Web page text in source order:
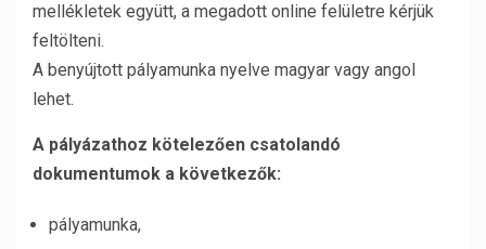
mellékletek együtt, a megadott online felületre kérjük
feltölteni.
A benyújtott pályamunka nyelve magyar vagy angol
lehet.
A pályázathoz kötelezően csatolandó
dokumentumok a következők:
pályamunka,